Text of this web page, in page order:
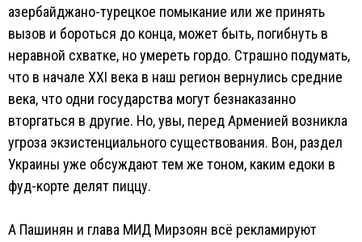
азербайджано-турецкое помыкание или же принять
вызов и бороться до конца, может быть, погибнуть в
неравной схватке, но умереть гордо. Страшно подумать,
что в начале XXI века в наш регион вернулись средние
века, что одни государства могут безнаказанно
вторгаться в другие. Но, увы, перед Арменией возникла
угроза экзистенциального существования. Вон, раздел
Украины уже обсуждают тем же тоном, каким едоки в
фуд-корте делят пиццу.
А Пашинян и глава МИД Мирзоян всё рекламируют